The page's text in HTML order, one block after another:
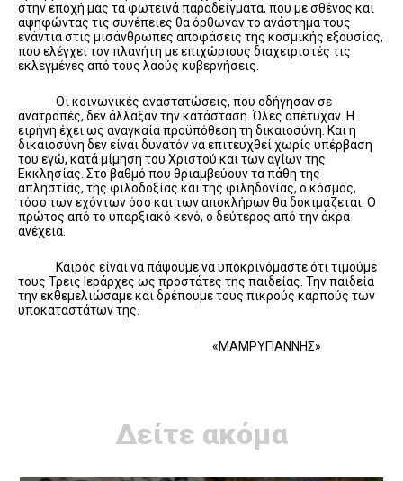
στην εποχή μας τα φωτεινά παραδείγματα, που με σθένος και
αψηφώντας τις συνέπειες θα όρθωναν το ανάστημα τους
ενάντια στις μισάνθρωπες αποφάσεις της κοσμικής εξουσίας,
που ελέγχει τον πλανήτη με επιχώριους διαχειριστές τις
εκλεγμένες από τους λαούς κυβερνήσεις.
Οι κοινωνικές αναστατώσεις, που οδήγησαν σε
ανατροπές, δεν άλλαξαν την κατάσταση. Όλες απέτυχαν. Η
ειρήνη έχει ως αναγκαία προϋπόθεση τη δικαιοσύνη. Και η
δικαιοσύνη δεν είναι δυνατόν να επιτευχθεί χωρίς υπέρβαση
του εγώ, κατά μίμηση του Χριστού και των αγίων της
Εκκλησίας. Στο βαθμό που θριαμβεύουν τα πάθη της
απληστίας, της φιλοδοξίας και της φιληδονίας, ο κόσμος,
τόσο των εχόντων όσο και των αποκλήρων θα δοκιμάζεται. Ο
πρώτος από το υπαρξιακό κενό, ο δεύτερος από την άκρα
ανέχεια.
Καιρός είναι να πάψουμε να υποκρινόμαστε ότι τιμούμε
τους Τρεις Ιεράρχες ως προστάτες της παιδείας. Την παιδεία
την εκθεμελιώσαμε και δρέπουμε τους πικρούς καρπούς των
υποκαταστάτων της.
«ΜΑΜΡΥΓΙΑΝΝΗΣ»
Δείτε ακόμα